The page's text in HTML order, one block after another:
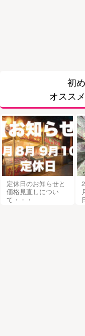
初
オスス
定休日のお知らせと
価格見直しについ
て・・・